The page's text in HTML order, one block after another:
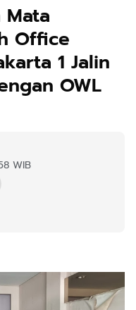
Office
1 Jalin
OWL
WIB